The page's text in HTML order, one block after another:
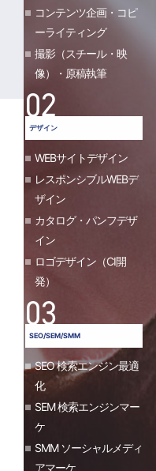
コンテンツ企画・コピ
ーライティング
撮影（スチール・映
像）・原稿執筆
02
デザイン
WEBサイトデザイン
レスポンシブルWEBデ
ザイン
カタログ・パンフデザ
イン
ロゴデザイン（CI開
発）
03
SEO/SEM/SMM
SEO 検索エンジン最適
化
SEM 検索エンジンマー
ケ
SMM ソーシャルメディ
アマーケ